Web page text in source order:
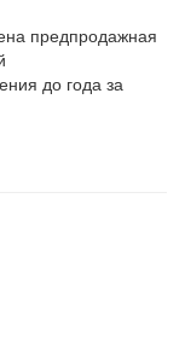
предпродажная
до года за